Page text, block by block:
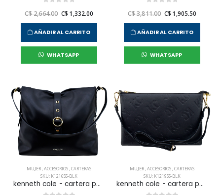
C$ 2,664.00 C$ 1,332.00
AÑADIR AL CARRITO
WHATSAPP
C$ 3,811.00 C$ 1,905.50
AÑADIR AL CARRITO
WHATSAPP
MUJER,ACCESORIOS,CARTERAS
SKU: K1216SS-BLK
kenneth cole - cartera para mujer
MUJER,ACCESORIOS,CARTERAS
SKU: K1219SS-BLK
kenneth cole - cartera para mujer